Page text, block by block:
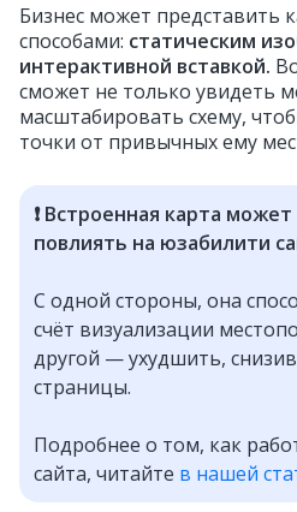
Бизнес может представить
способами: статическим
интерактивной вставкой.
сможет не только увидеть
масштабировать схему,
точки от привычных ему
❗ Встроенная карта
повлиять на юзабилити
C одной стороны, она
счёт визуализации
другой — ухудшить, снизив
страницы.
Подробнее о том, как
сайта, читайте в нашей